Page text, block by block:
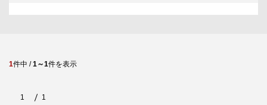
1件中 /1～1件を表示
1 1